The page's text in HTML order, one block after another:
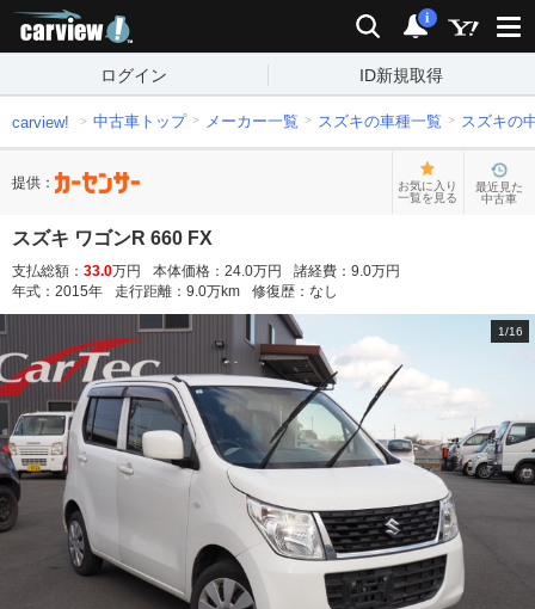
検索 通知
i
ログイン ID新規取得
carview! 中古車トップ メーカー一覧 スズキの車種一覧 スズキの
提供：
お気に入り
一覧を見る
最近見た
中古車
スズキ ワゴンR 660 FX
支払総額： 33.0万円 本体価格： 24.0万円 諸経費： 9.0万円
年式： 2015年 走行距離： 9.0万km 修復歴： なし
1/16